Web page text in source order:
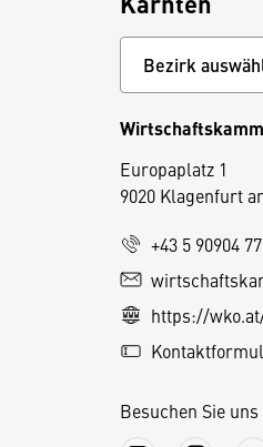
Europaplatz 1
9020 Klagenfurt
+43 5 90904
https://
Besuchen Sie uns